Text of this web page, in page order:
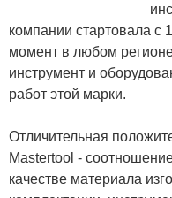
компании стартовала с
момент в любом
инструмент и
работ этой марки.
Отличительная
Mastertool -
качестве материала